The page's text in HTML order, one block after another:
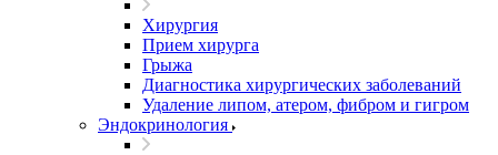
Хирургия
Прием хирурга
Грыжа
Диагностика хирургических заболеваний
Удаление липом, атером, фибром и гигром
Эндокринология